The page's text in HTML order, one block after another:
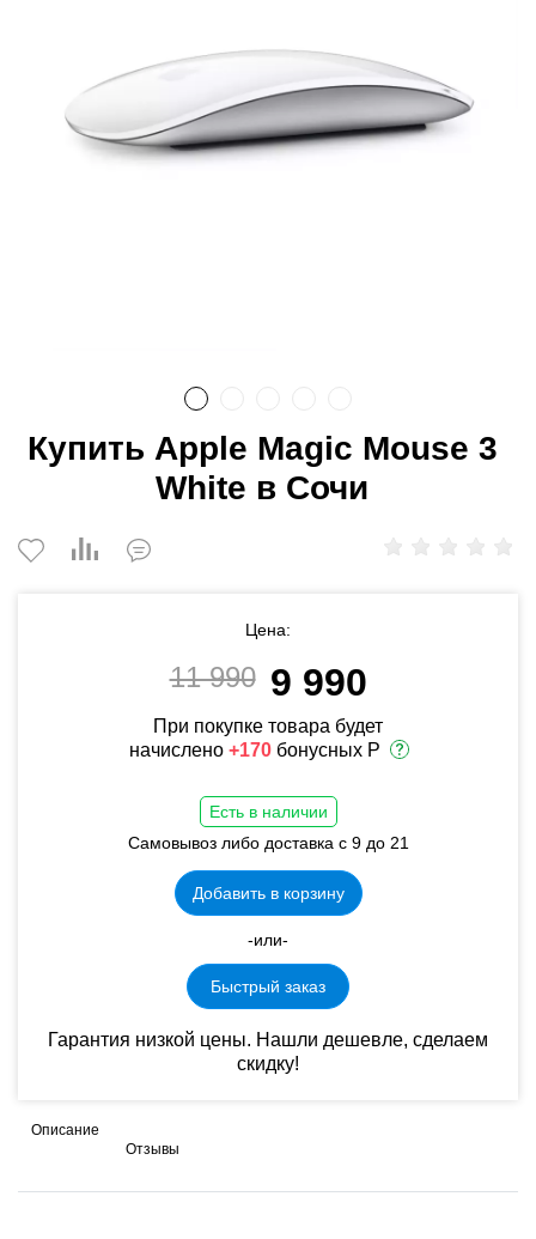
Купить Apple Magic Mouse 3
White в Сочи
Цена:
11 990 9 990
При покупке товара будет
начислено +170 бонусных Р
Есть в наличии
Самовывоз либо доставка с 9 до 21
Добавить в корзину
-или-
Быстрый заказ
Гарантия низкой цены. Нашли дешевле, сделаем
скидку!
Описание
Отзывы